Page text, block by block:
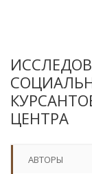
ЦЕНТРА
АВТОРЫ